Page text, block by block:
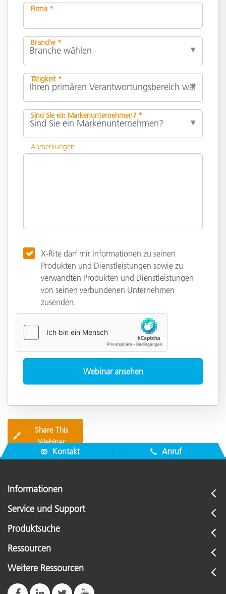
Firma *
Branche *
Tätigkeit *
Sind Sie ein Markenunternehmen? *
Anmerkungen
X-Rite darf mir Informationen zu seinen
Produkten und Dienstleistungen sowie zu
verwandten Produkten und Dienstleistungen
von seinen verbundenen Unternehmen
zusenden.
🔗
Share This
Webinar
Kontakt Anruf
Informationen
Service und Support
Produktsuche
Ressourcen
Weitere Ressourcen